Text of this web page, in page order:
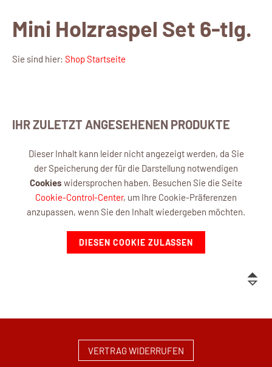
Mini Holzraspel Set 6-tlg.
Sie sind hier: Shop Startseite
IHR ZULETZT ANGESEHENEN PRODUKTE
Dieser Inhalt kann leider nicht angezeigt werden, da Sie
der Speicherung der für die Darstellung notwendigen
Cookies widersprochen haben. Besuchen Sie die Seite
Cookie-Control-Center, um Ihre Cookie-Präferenzen
anzupassen, wenn Sie den Inhalt wiedergeben möchten.
DIESEN COOKIE ZULASSEN
VERTRAG WIDERRUFEN